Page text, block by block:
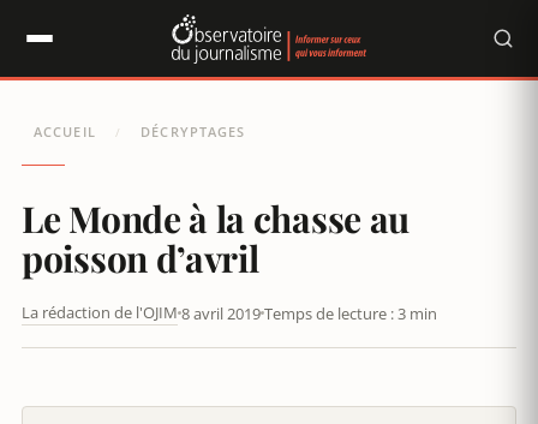
ACCUEIL / DÉCRYPTAGES
Le Monde à la chasse au
poisson d’avril
La rédaction de l'OJIM 8 avril 2019Temps de lecture : 3 min
Panneau de gestion des cookies